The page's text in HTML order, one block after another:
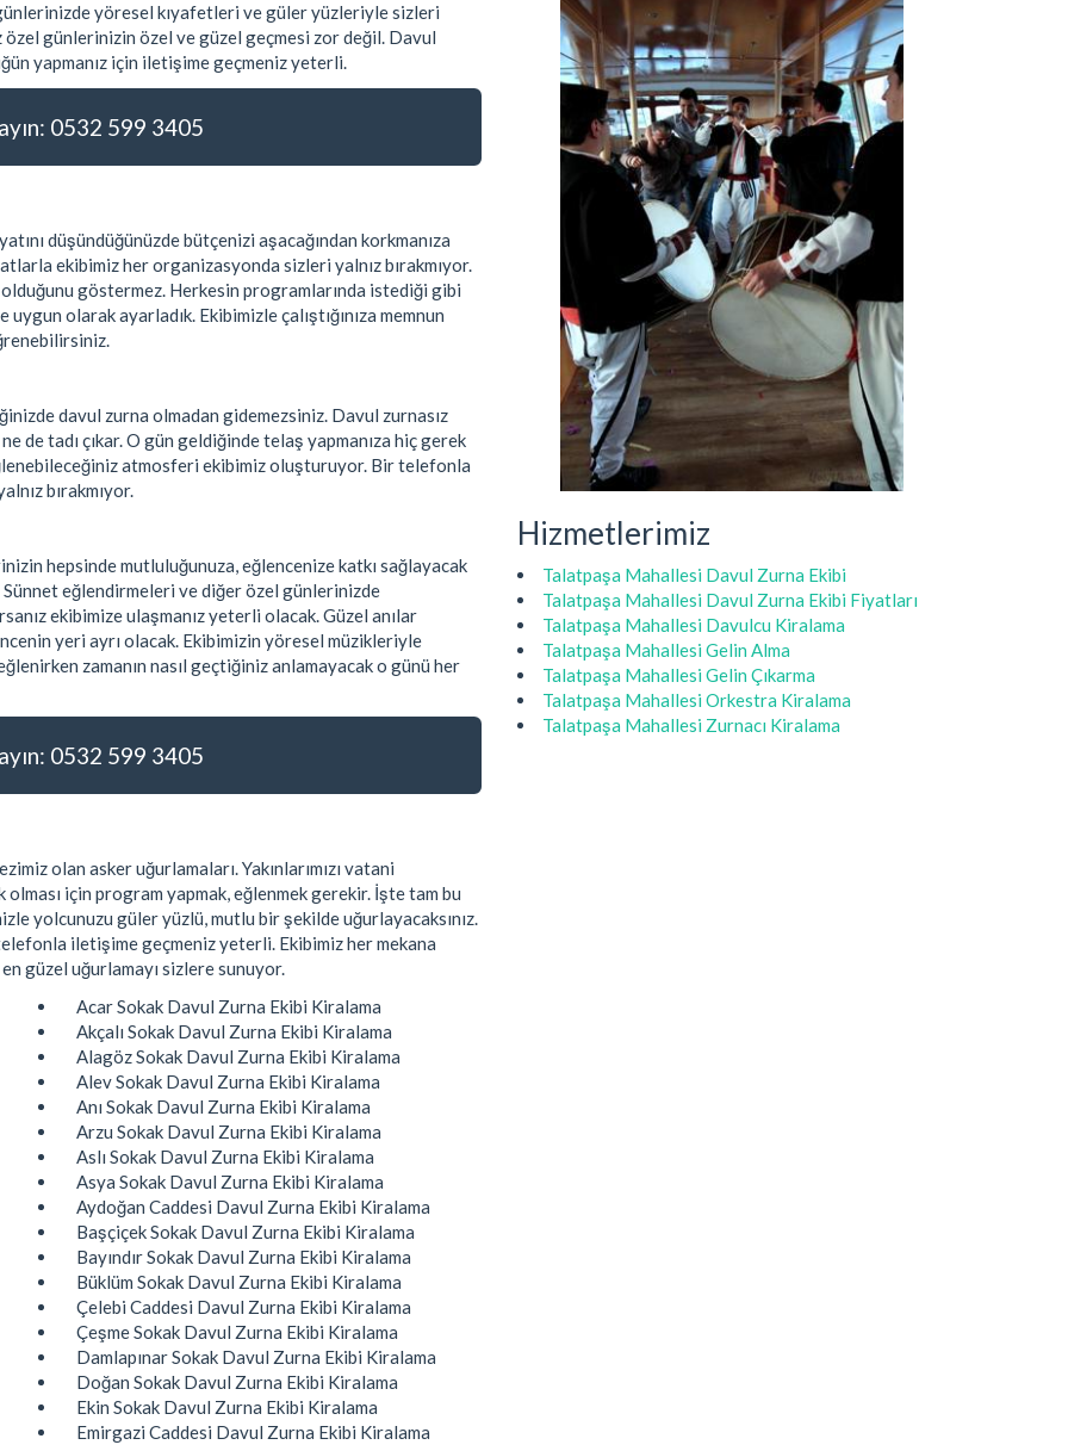
yöresel kıyafetleri ve güler yüzleriyle sizleri
özel günlerinizin özel ve güzel geçmesi zor değil. Davul
yapmanız için iletişime geçmeniz yeterli.
0532 599 3405
düşündüğünüzde bütçenizi aşacağından korkmanıza
ekibimiz her organizasyonda sizleri yalnız bırakmıyor.
göstermez. Herkesin programlarında istediği gibi
olarak ayarladık. Ekibimizle çalıştığınıza memnun
davul zurna olmadan gidemezsiniz. Davul zurnasız
de tadı çıkar. O gün geldiğinde telaş yapmanıza hiç gerek
atmosferi ekibimiz oluşturuyor. Bir telefonla
bırakmıyor.
hepsinde mutluluğunuza, eğlencenize katkı sağlayacak
eğlendirmeleri ve diğer özel günlerinizde
ekibimize ulaşmanız yeterli olacak. Güzel anılar
yeri ayrı olacak. Ekibimizin yöresel müzikleriyle
zamanın nasıl geçtiğiniz anlamayacak o günü her
0532 599 3405
olan asker uğurlamaları. Yakınlarımızı vatani
için program yapmak, eğlenmek gerekir. İşte tam bu
yolcunuzu güler yüzlü, mutlu bir şekilde uğurlayacaksınız.
iletişime geçmeniz yeterli. Ekibimiz her mekana
güzel uğurlamayı sizlere sunuyor.
Acar Sokak Davul Zurna Ekibi Kiralama
Akçalı Sokak Davul Zurna Ekibi Kiralama
Alagöz Sokak Davul Zurna Ekibi Kiralama
Alev Sokak Davul Zurna Ekibi Kiralama
Anı Sokak Davul Zurna Ekibi Kiralama
Arzu Sokak Davul Zurna Ekibi Kiralama
Aslı Sokak Davul Zurna Ekibi Kiralama
Asya Sokak Davul Zurna Ekibi Kiralama
Aydoğan Caddesi Davul Zurna Ekibi Kiralama
Başçiçek Sokak Davul Zurna Ekibi Kiralama
Bayındır Sokak Davul Zurna Ekibi Kiralama
Büklüm Sokak Davul Zurna Ekibi Kiralama
Çelebi Caddesi Davul Zurna Ekibi Kiralama
Çeşme Sokak Davul Zurna Ekibi Kiralama
Damlapınar Sokak Davul Zurna Ekibi Kiralama
Doğan Sokak Davul Zurna Ekibi Kiralama
Ekin Sokak Davul Zurna Ekibi Kiralama
Emirgazi Caddesi Davul Zurna Ekibi Kiralama
Hizmetlerimiz
Talatpaşa Mahallesi Davul Zurna Ekibi
Talatpaşa Mahallesi Davul Zurna Ekibi Fiyatları
Talatpaşa Mahallesi Davulcu Kiralama
Talatpaşa Mahallesi Gelin Alma
Talatpaşa Mahallesi Gelin Çıkarma
Talatpaşa Mahallesi Orkestra Kiralama
Talatpaşa Mahallesi Zurnacı Kiralama